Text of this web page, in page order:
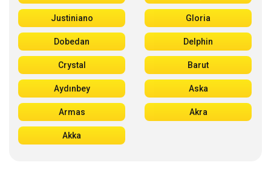
Justiniano Gloria
Dobedan Delphin
Crystal Barut
Aydınbey Aska
Armas Akra
Akka